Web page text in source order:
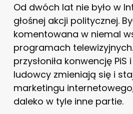
Od dwóch lat nie było w
głośnej akcji politycznej.
komentowana w niemal
programach telewizyjnych.
przysłoniła konwencję PiS
ludowcy zmieniają się i
marketingu
daleko w tyle inne partie.